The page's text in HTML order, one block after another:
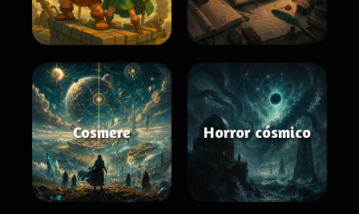
Cosmere Horror cósmico